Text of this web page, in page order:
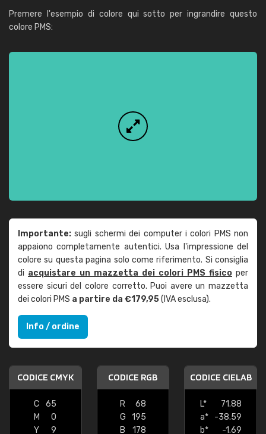
Premere l'esempio di colore qui sotto per ingrandire questo
colore PMS:
Importante: sugli schermi dei computer i colori PMS non
appaiono completamente autentici. Usa l'impressione del
colore su questa pagina solo come riferimento. Si consiglia
di acquistare un mazzetta dei colori PMS fisico per
essere sicuri del colore corretto. Puoi avere un mazzetta
dei colori PMS a partire da €179,95(IVA esclusa).
Info / ordine
CODICE CMYK
C
65
M
0
Y
9
CODICE RGB
R
68
G
195
B
178
CODICE CIELAB
L*
71.88
a*
-38.59
b*
-1.69